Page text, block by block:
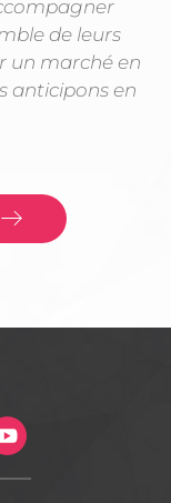
de leurs
un marché en
anticipons en